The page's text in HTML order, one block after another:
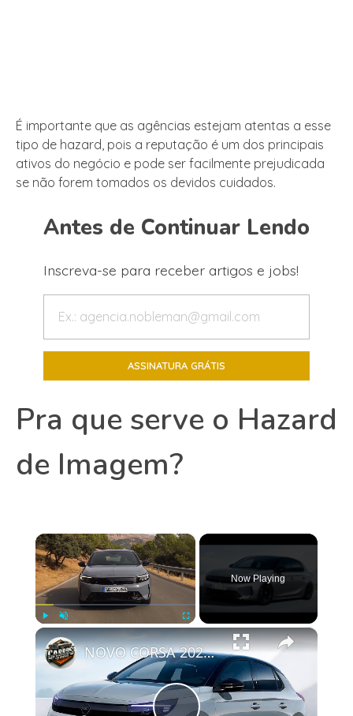
É importante que as agências estejam atentas a esse
tipo de hazard, pois a reputação é um dos principais
ativos do negócio e pode ser facilmente prejudicada
se não forem tomados os devidos cuidados.
Antes de Continuar Lendo
Inscreva-se para receber artigos e jobs!
Pra que serve o Hazard
de Imagem?
×
Now Playing
×
NOVO CORSA 2024 É REVELADO COM ATUALIZAÇÕES NO VISUAL